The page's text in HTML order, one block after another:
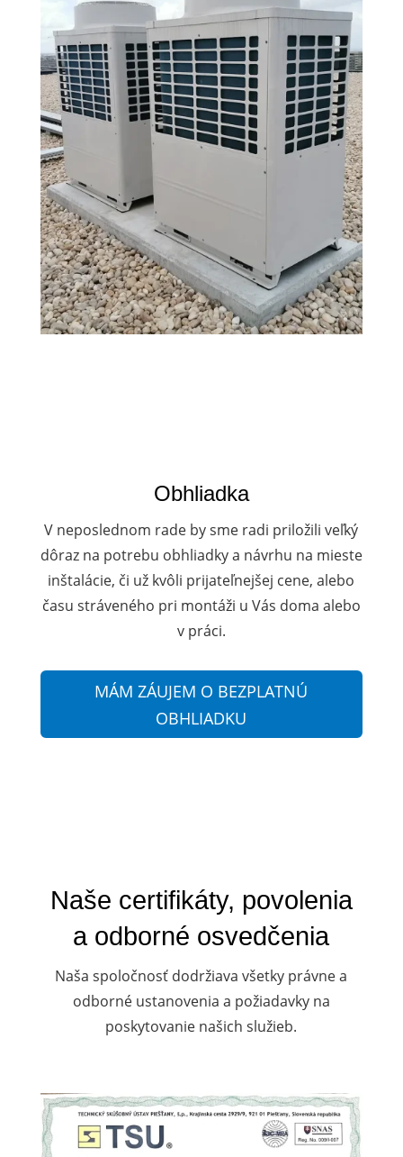
Obhliadka
V neposlednom rade by sme radi priložili veľký
dôraz na potrebu obhliadky a návrhu na mieste
inštalácie, či už kvôli prijateľnejšej cene, alebo
času stráveného pri montáži u Vás doma alebo
v práci.
MÁM ZÁUJEM O BEZPLATNÚ
OBHLIADKU
Naše certifikáty, povolenia
a odborné osvedčenia
Naša spoločnosť dodržiava všetky právne a
odborné ustanovenia a požiadavky na
poskytovanie našich služieb.